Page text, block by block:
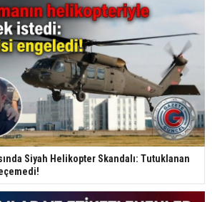
Siyah Helikopter Skandalı: Tutuklanan